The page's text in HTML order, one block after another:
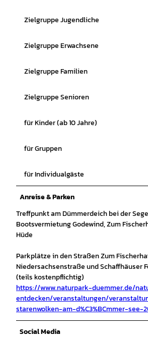
Zielgruppe Jugendliche
Zielgruppe Erwachsene
Zielgruppe Familien
Zielgruppe Senioren
für Kinder (ab 10 Jahre)
für Gruppen
für Individualgäste
Anreise & Parken
Treffpunkt am Dümmerdeich bei der
Bootsvermietung Godewind, Zum
Hüde
Parkplätze in den Straßen Zum
Niedersachsenstraße und Schaffhäuser
(teils kostenpflichtig)
https://www.naturpark-duemmer.de/
entdecken/veranstaltungen/
starenwolken-am-d%C3%BCmmer-
Social Media